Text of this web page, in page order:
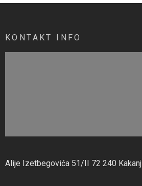
KONTAKT INFO
Alije Izetbegovića 51/II 72 240 Kakanj